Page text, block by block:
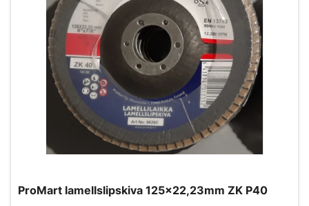
ProMart lamellslipskiva 125x22,23mm ZK P40